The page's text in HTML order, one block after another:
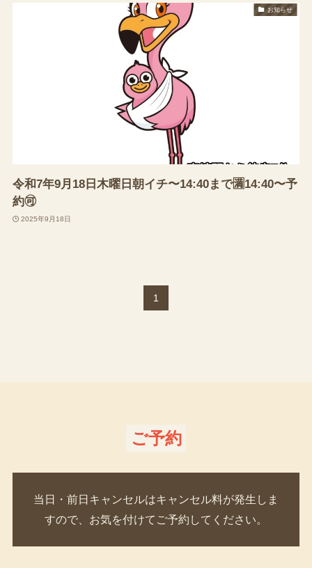
お知らせ
令和7年9月18日木曜日朝イチ〜14:40まで🈵14:40〜予
約🉑
2025年9月18日
1
ご予約
当日・前日キャンセルはキャンセル料が発生しま
すので、お気を付けてご予約してください。